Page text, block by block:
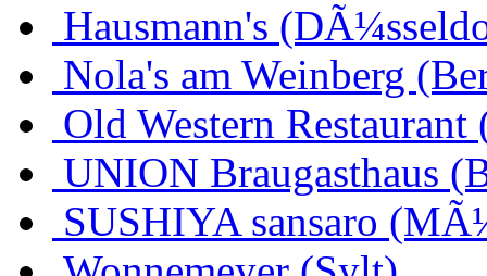
Hausmann's
Nola's am Weinberg
Old Western Restaurant
UNION Braugasthaus
SUSHIYA sansaro